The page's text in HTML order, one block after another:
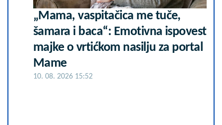
„Mama, vaspitačica me tuče,
šamara i baca“: Emotivna ispovest
majke o vrtićkom nasilju za portal
Mame
10. 08. 2026 15:52